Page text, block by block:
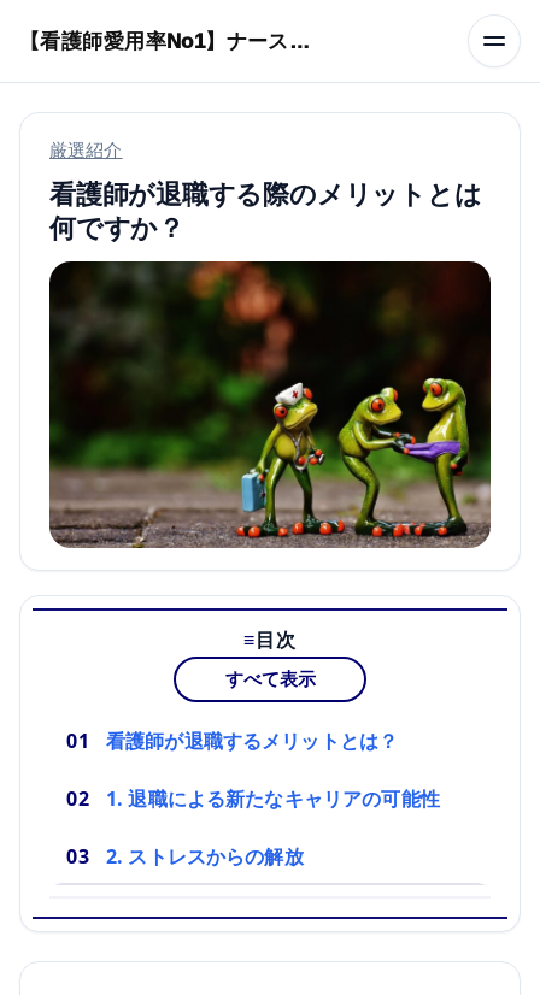
【看護師愛用率No1】ナースリーで人気の商品はコレ
厳選紹介
看護師が退職する際のメリットとは
何ですか？
目次
すべて表示
看護師が退職するメリットとは？
1. 退職による新たなキャリアの可能性
2. ストレスからの解放